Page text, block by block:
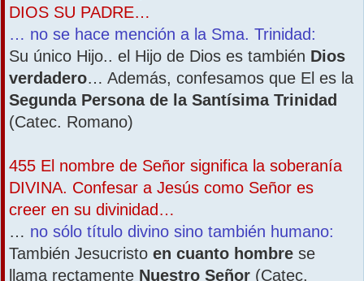
DIOS SU PADRE…
… no se hace mención a la Sma. Trinidad:
Su único Hijo.. el Hijo de Dios es también Dios
verdadero… Además, confesamos que El es la
Segunda Persona de la Santísima Trinidad
(Catec. Romano)
455 El nombre de Señor significa la soberanía
DIVINA. Confesar a Jesús como Señor es
creer en su divinidad…
… no sólo título divino sino también humano:
También Jesucristo en cuanto hombre se
llama rectamente Nuestro Señor (Catec.